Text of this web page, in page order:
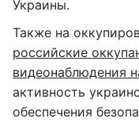
Украины.
Также на
российские
видеонаблюдения
активность
обеспечения